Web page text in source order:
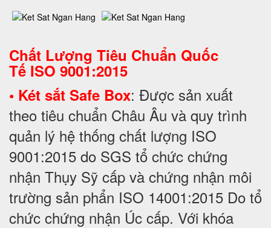
Chất Lượng Tiêu Chuẩn Quốc
Tế ISO 9001:2015
• Két sắt Safe Box: Được sản xuất
theo tiêu chuẩn Châu Âu và quy trình
quản lý hệ thống chất lượng ISO
9001:2015 do SGS tổ chức chứng
nhận Thụy Sỹ cấp và chứng nhận môi
trường sản phẩn ISO 14001:2015 Do tổ
chức chứng nhận Úc cấp. Với khóa